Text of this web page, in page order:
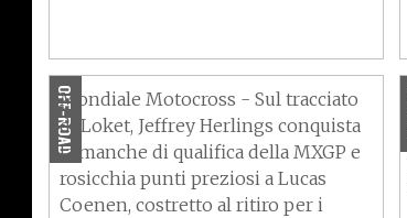
OFF-ROAD
Orari diretta TV
Mondiale Motocross - Sul tracciato
di Loket, Jeffrey Herlings conquista
la manche di qualifica della MXGP e
rosicchia punti preziosi a Lucas
Coenen, costretto al ritiro per i